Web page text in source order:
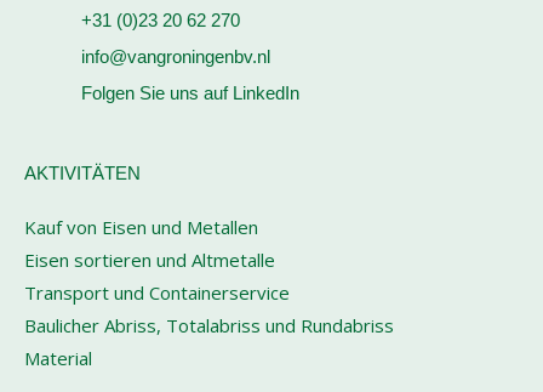
+31 (0)23 20 62 270
info@vangroningenbv.nl
Folgen Sie uns auf LinkedIn
AKTIVITÄTEN
Kauf von Eisen und Metallen
Eisen sortieren und Altmetalle
Transport und Containerservice
Baulicher Abriss, Totalabriss und Rundabriss
Material